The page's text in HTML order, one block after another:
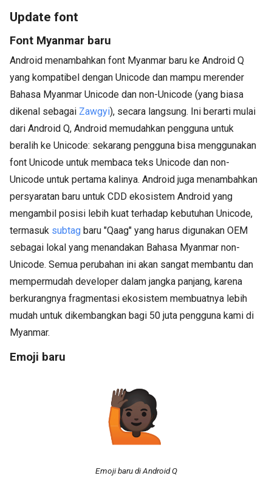
Update font
Font Myanmar baru
Android menambahkan font Myanmar baru ke Android Q
yang kompatibel dengan Unicode dan mampu merender
Bahasa Myanmar Unicode dan non-Unicode (yang biasa
dikenal sebagai Zawgyi), secara langsung. Ini berarti mulai
dari Android Q, Android memudahkan pengguna untuk
beralih ke Unicode: sekarang pengguna bisa menggunakan
font Unicode untuk membaca teks Unicode dan non-
Unicode untuk pertama kalinya. Android juga menambahkan
persyaratan baru untuk CDD ekosistem Android yang
mengambil posisi lebih kuat terhadap kebutuhan Unicode,
termasuk subtag baru "Qaag" yang harus digunakan OEM
sebagai lokal yang menandakan Bahasa Myanmar non-
Unicode. Semua perubahan ini akan sangat membantu dan
mempermudah developer dalam jangka panjang, karena
berkurangnya fragmentasi ekosistem membuatnya lebih
mudah untuk dikembangkan bagi 50 juta pengguna kami di
Myanmar.
Emoji baru
Emoji baru di Android Q